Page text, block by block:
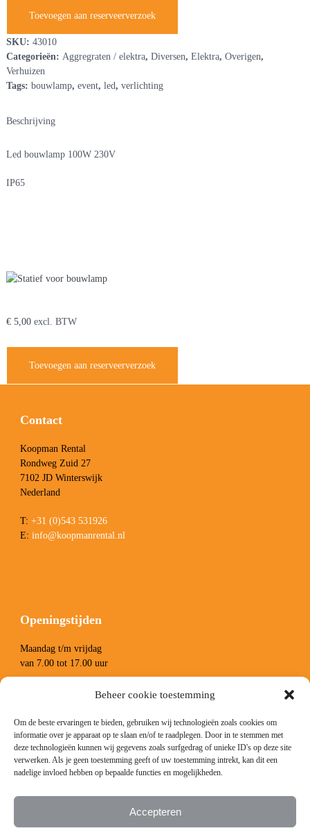
Beheer cookie toestemming
Om de beste ervaringen te bieden, gebruiken wij technologieën zoals cookies om
informatie over je apparaat op te slaan en/of te raadplegen. Door in te stemmen met
deze technologieën kunnen wij gegevens zoals surfgedrag of unieke ID's op deze site
verwerken. Als je geen toestemming geeft of uw toestemming intrekt, kan dit een
nadelige invloed hebben op bepaalde functies en mogelijkheden.
Accepteren
Toevoegen aan reserveerverzoek
SKU: 43010
Categorieën: Aggregraten / elektra, Diversen, Elektra, Overigen,
Verhuizen
Tags: bouwlamp, event, led, verlichting
Beschrijving
Led bouwlamp 100W 230V
IP65
€5,00excl. BTW
Toevoegen aan reserveerverzoek
Contact
Koopman Rental
Rondweg Zuid 27
7102 JD Winterswijk
Nederland
T: +31 (0)543 531926
E: info@koopmanrental.nl
Openingstijden
Maandag t/m vrijdag
van 7.00 tot 17.00 uur
Zaterdag van 8.00 tot 13.00 uur
Volg ons
YouTube